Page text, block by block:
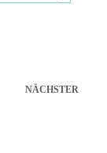
NÄCHSTER